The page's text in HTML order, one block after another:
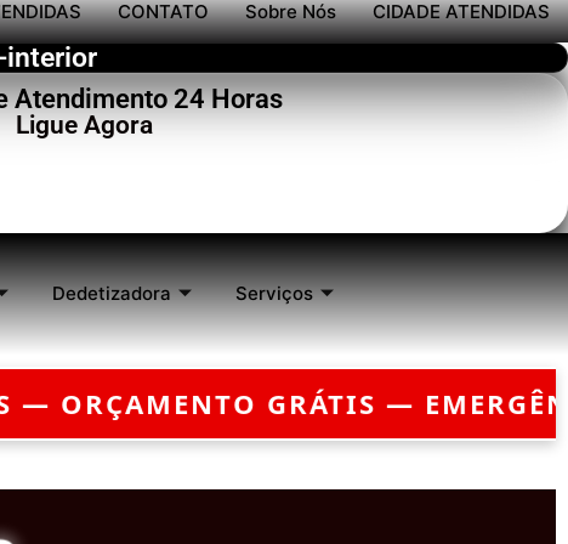
CONTATO Sobre Nós CIDADE ATENDIDAS
interior
Atendimento 24 Horas
Ligue Agora
Dedetizadora Serviços
CHEGAMOS EM ATÉ 30 MINUTOS